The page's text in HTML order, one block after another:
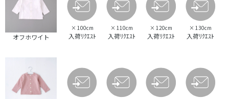
オフホワイト
× 100cm
入荷ﾘｸｴｽﾄ
× 110cm
入荷ﾘｸｴｽﾄ
× 120cm
入荷ﾘｸｴｽﾄ
× 130cm
入荷ﾘｸｴｽﾄ